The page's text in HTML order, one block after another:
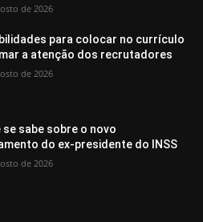
de 2026
para colocar no currículo
a atenção dos recrutadores
de 2026
se sabe sobre o novo
do ex-presidente do INSS
de 2026